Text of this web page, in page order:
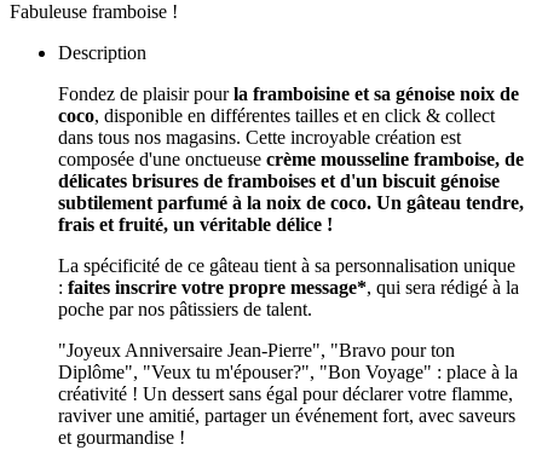
Fabuleuse framboise !
Description
Fondez de plaisir pourla framboisine et sa génoise noix de
coco, disponible en différentes tailles et en click & collect
dans tous nos magasins. Cette incroyable création est
composée d'une onctueuse crème mousseline framboise, de
délicates brisures de framboises et d'un biscuit génoise
subtilement parfumé à la noix de coco. Un gâteau tendre,
frais et fruité, un véritable délice !
La spécificité de ce gâteau tient à sa personnalisation unique
: faites inscrire votre propre message*, qui sera rédigé à la
poche par nos pâtissiers de talent.
"Joyeux Anniversaire Jean-Pierre", "Bravo pour ton
Diplôme", "Veux tu m'épouser?", "Bon Voyage" : place à la
créativité ! Un dessert sans égal pour déclarer votre flamme,
raviver une amitié, partager un événement fort, avec saveurs
et gourmandise !